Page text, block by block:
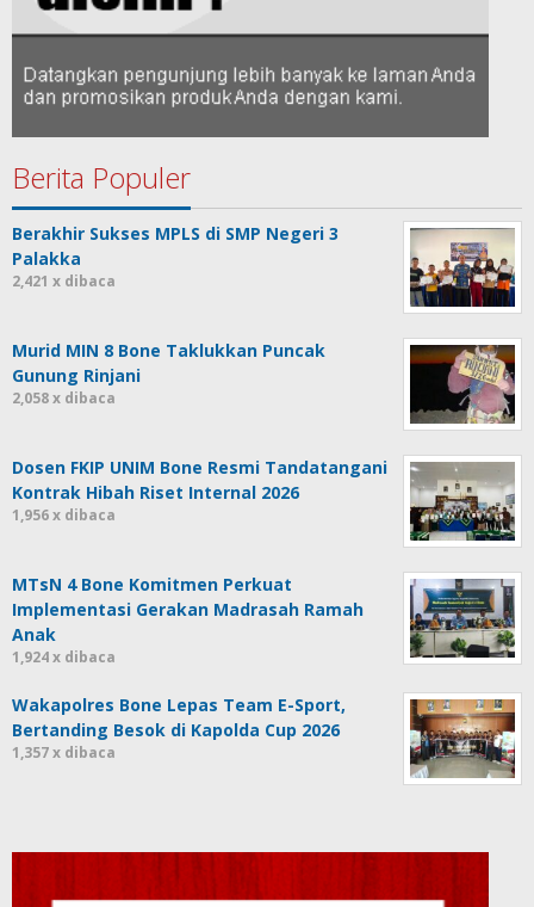
Berita Populer
Berakhir Sukses MPLS di SMP Negeri 3
Palakka
2,421 x dibaca
Murid MIN 8 Bone Taklukkan Puncak
Gunung Rinjani
2,058 x dibaca
Dosen FKIP UNIM Bone Resmi Tandatangani
Kontrak Hibah Riset Internal 2026
1,956 x dibaca
MTsN 4 Bone Komitmen Perkuat
Implementasi Gerakan Madrasah Ramah
Anak
1,924 x dibaca
Wakapolres Bone Lepas Team E-Sport,
Bertanding Besok di Kapolda Cup 2026
1,357 x dibaca